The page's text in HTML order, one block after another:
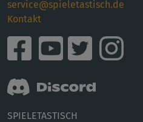
service@spieletastisch.de
Kontakt
SPIELETASTISCH